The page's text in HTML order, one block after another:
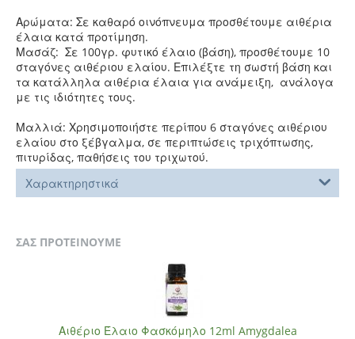
Αρώματα: Σε καθαρό οινόπνευμα προσθέτουμε αιθέρια
έλαια κατά προτίμηση.
Μασάζ: Σε 100γρ. φυτικό έλαιο (βάση), προσθέτουμε 10
σταγόνες αιθέριου ελαίου. Επιλέξτε τη σωστή βάση και
τα κατάλληλα αιθέρια έλαια για ανάμειξη, ανάλογα
με τις ιδιότητες τους.
Μαλλιά: Χρησιμοποιήστε περίπου 6 σταγόνες αιθέριου
ελαίου στο ξέβγαλμα, σε περιπτώσεις τριχόπτωσης,
πιτυρίδας, παθήσεις του τριχωτού.
Χαρακτηρηστικά
ΣΑΣ ΠΡΟΤΕΙΝΟΥΜΕ
Αιθέριο Έλαιο Φασκόμηλο 12ml Amygdalea